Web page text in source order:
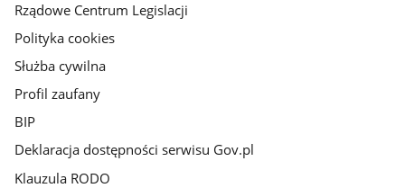
Rządowe Centrum Legislacji
Polityka cookies
Służba cywilna
Profil zaufany
BIP
Deklaracja dostępności serwisu Gov.pl
Klauzula RODO